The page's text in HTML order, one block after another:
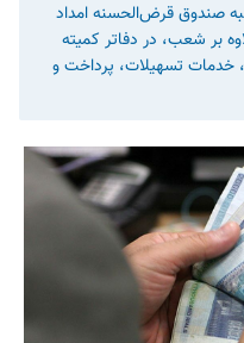
با اشاره به فعالیت 34 شعبه صندوق قرض‌الحسنه امداد
علاوه بر شعب، در دفاتر کمیته
خدمات تسهیلات، پرداخت و